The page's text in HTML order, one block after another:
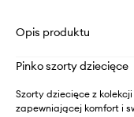
Opis produktu
Pinko szorty dziecięce
Szorty dziecięce z
zapewniającej komfort i